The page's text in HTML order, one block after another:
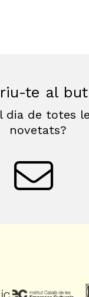
te al
dia de totes
novetats?